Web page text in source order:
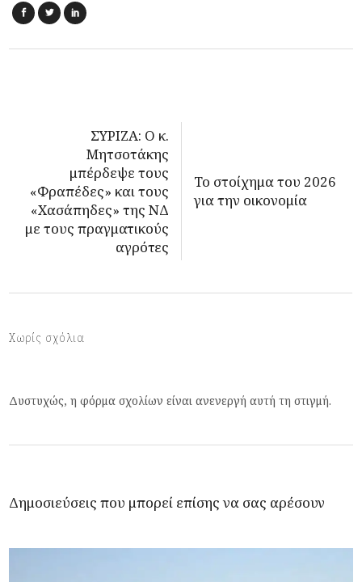
ΣΥΡΙΖΑ: Ο κ.
Μητσοτάκης
μπέρδεψε τους
«Φραπέδες» και τους
«Χασάπηδες» της ΝΔ
με τους πραγματικούς
αγρότες
To στοίχημα του 2026
για την οικονομία
Χωρίς σχόλια
Δυστυχώς, η φόρμα σχολίων είναι ανενεργή αυτή τη στιγμή.
Δημοσιεύσεις που μπορεί επίσης να σας αρέσουν